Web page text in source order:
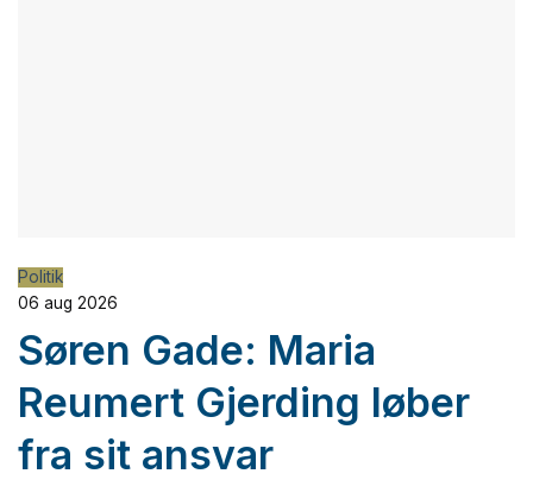
Politik
06 aug 2026
Søren Gade: Maria
Reumert Gjerding løber
fra sit ansvar